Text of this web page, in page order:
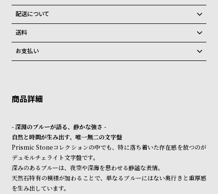
品
時
計
ブ
一
ラ
ン
キ
ン
グ
メ
ン
ズ
腕
時
計
全国の系列店と在庫を共有しているため、在庫切れの場合がございま
在庫切れの場合、キャンセルをさせて頂きます。
配送について
ご注文商品のお届け日数は在庫状況により異なり、
弊社物流センターからの発送
系列店舗から取り寄せ後に発送
ご希望に沿えない場合もございますので予めご了承くださいませ。
※ご予約商品・受注商品は、記載のお届け予定での発送となります。
商品の発送に関しまして
送料
配送料：550円（全国一律）
お支払い
ご利用頂けます。
- 深淵のブルーが語る、静かな強さ -
自然と時間が生み出す、唯一無二の文字盤
Prismic Stoneコレクションの中でも、特に落ち着いた存在感を放つのが
デュモルチェライト文字盤です。
深みのあるブルーは、夜空や深海を思わせる静謐な表情。
天然石特有の模様が加わることで、単なるブルーにはない奥行きと重厚感
を生み出しています。